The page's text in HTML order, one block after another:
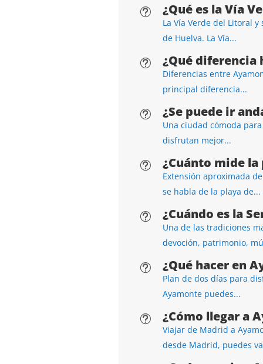
t ¿Qué es la Vía
La Vía Verde del Litoral
de Huelva. La Vía...
t ¿Qué diferencia
Diferencias entre
principal diferencia...
t ¿Se puede ir
Una ciudad cómoda
disfrutan mejor...
t ¿Cuánto mide
Extensión aproximada
se habla de la playa de...
t ¿Cuándo es la
Una de las tradiciones
devoción, patrimonio,
t ¿Qué hacer en
Plan de dos días para
Ayamonte puedes...
t ¿Cómo llegar a
Viajar de Madrid a
desde Madrid, puedes